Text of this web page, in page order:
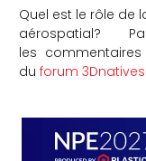
Quel est le rôle de
aérospatial?
les
du forum 3Dnatives